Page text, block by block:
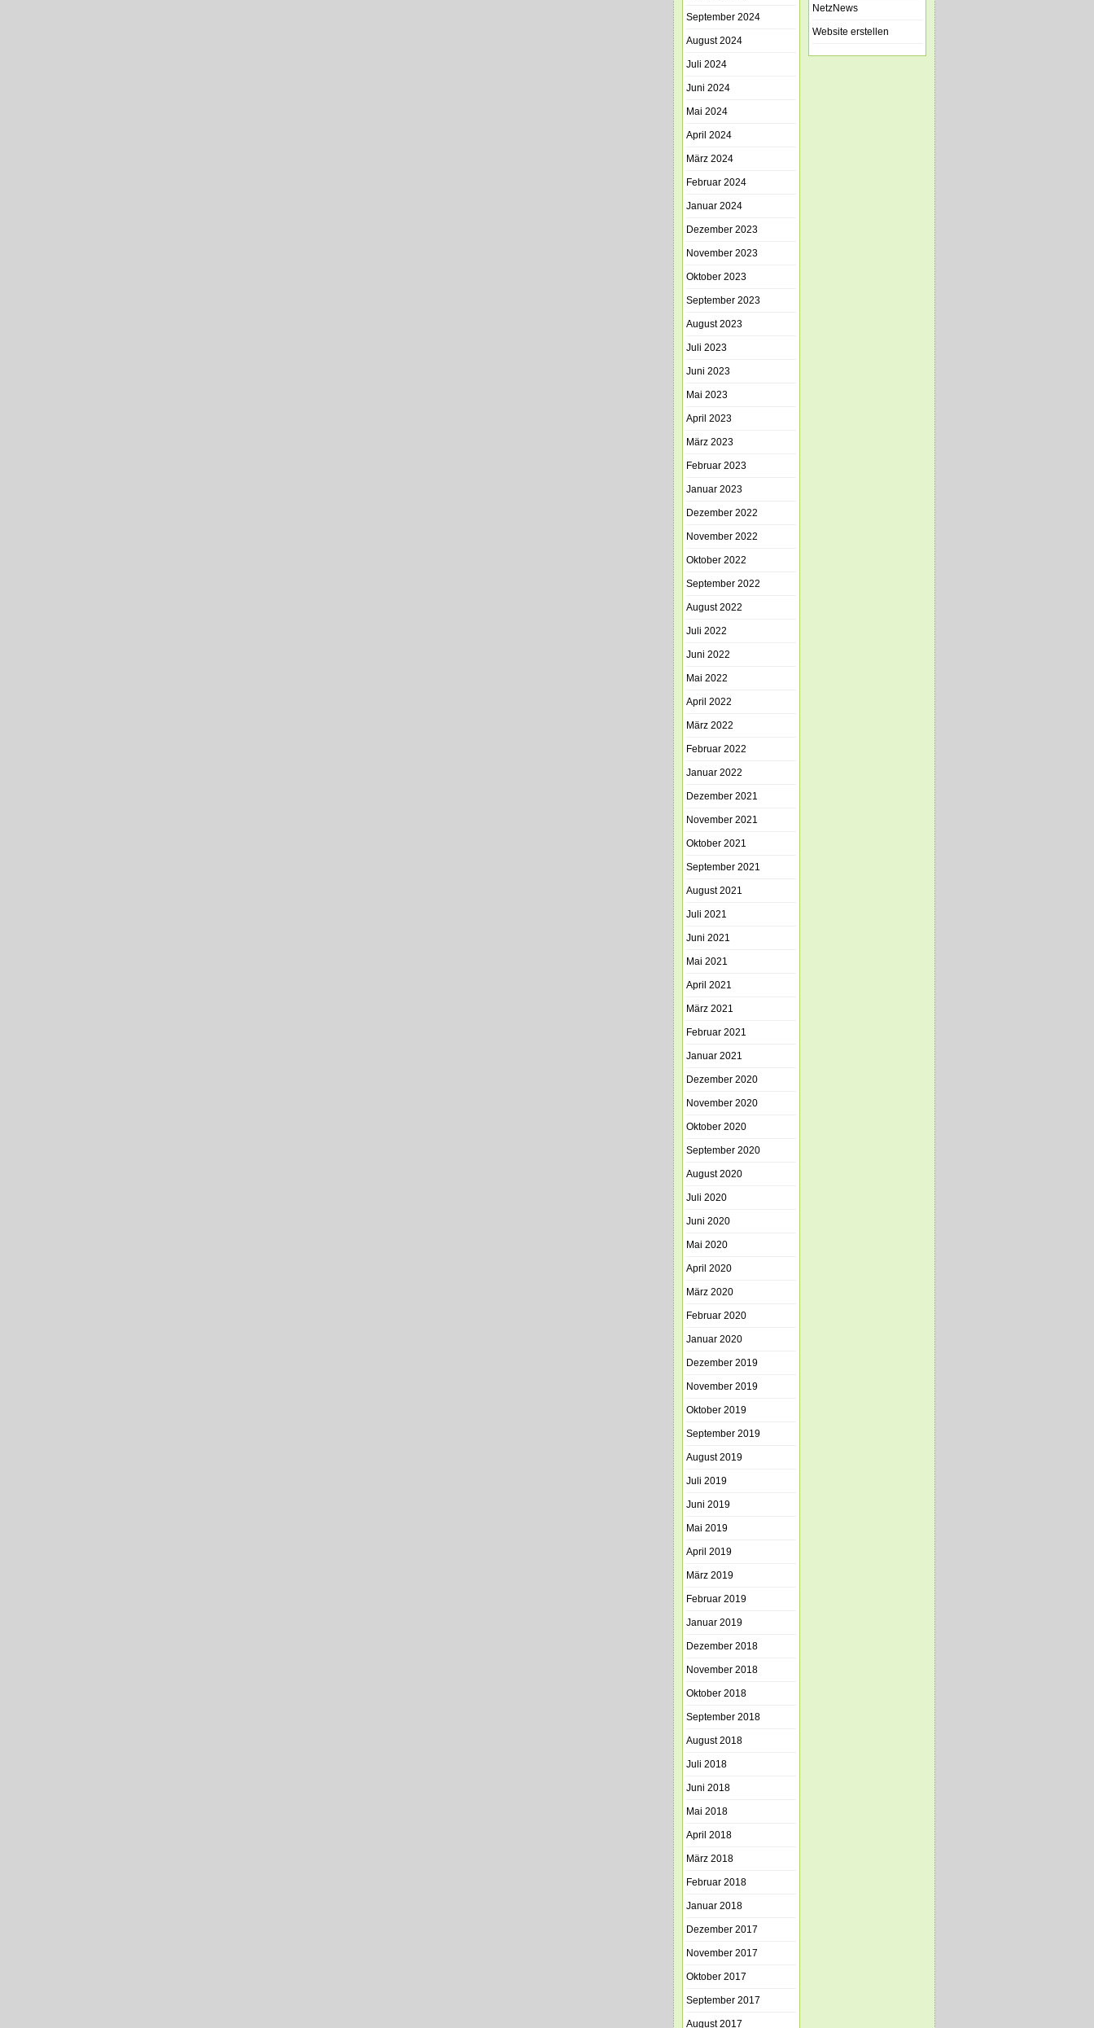
September 2024
August 2024
Juli 2024
Juni 2024
Mai 2024
April 2024
März 2024
Februar 2024
Januar 2024
Dezember 2023
November 2023
Oktober 2023
September 2023
August 2023
Juli 2023
Juni 2023
Mai 2023
April 2023
März 2023
Februar 2023
Januar 2023
Dezember 2022
November 2022
Oktober 2022
September 2022
August 2022
Juli 2022
Juni 2022
Mai 2022
April 2022
März 2022
Februar 2022
Januar 2022
Dezember 2021
November 2021
Oktober 2021
September 2021
August 2021
Juli 2021
Juni 2021
Mai 2021
April 2021
März 2021
Februar 2021
Januar 2021
Dezember 2020
November 2020
Oktober 2020
September 2020
August 2020
Juli 2020
Juni 2020
Mai 2020
April 2020
März 2020
Februar 2020
Januar 2020
Dezember 2019
November 2019
Oktober 2019
September 2019
August 2019
Juli 2019
Juni 2019
Mai 2019
April 2019
März 2019
Februar 2019
Januar 2019
Dezember 2018
November 2018
Oktober 2018
September 2018
August 2018
Juli 2018
Juni 2018
Mai 2018
April 2018
März 2018
Februar 2018
Januar 2018
Dezember 2017
November 2017
Oktober 2017
September 2017
August 2017
NetzNews
Website erstellen